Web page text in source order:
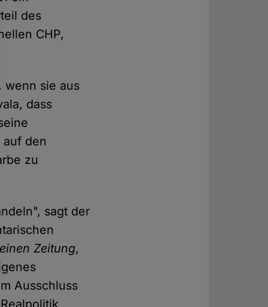
des
CHP,
wenn sie aus
dass
den
zu
sagt der
Zeitung,
Ausschluss